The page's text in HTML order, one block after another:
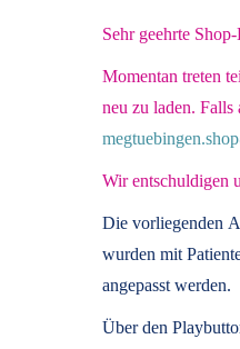
Sehr geehrte
Momentan treten
neu zu laden.
Wir entschuldigen
Die vorliegenden
wurden mit
angepasst werden.
Über den